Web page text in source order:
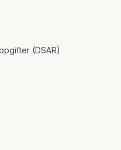
(DSAR)